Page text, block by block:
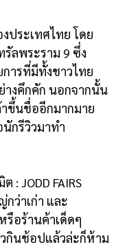
ประเทศไทย โดย
ลพระราม 9 ซึ่ง
การที่มีทั้งชาวไทย
างคึกคัก นอกจากนั้น
าขึ้นชื่ออีกมากมาย
กรีวิวมาทำ
: JODD FAIRS
ว่าเก่า และ
อร้านค้าเด็ดๆ
กินช้อปแล้วล่ะก็ห้าม